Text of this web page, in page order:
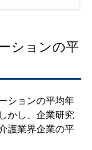
ションの平
ションの平均年
かし、企業研究
護業界企業の平